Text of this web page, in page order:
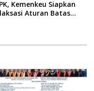
Kemenkeu Siapkan
Aturan Batas